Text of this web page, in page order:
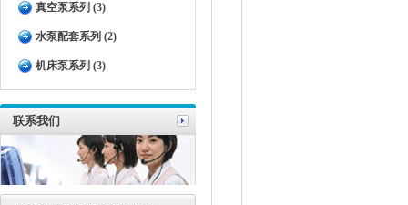
真空泵系列 (3)
水泵配套系列 (2)
机床泵系列 (3)
联系我们